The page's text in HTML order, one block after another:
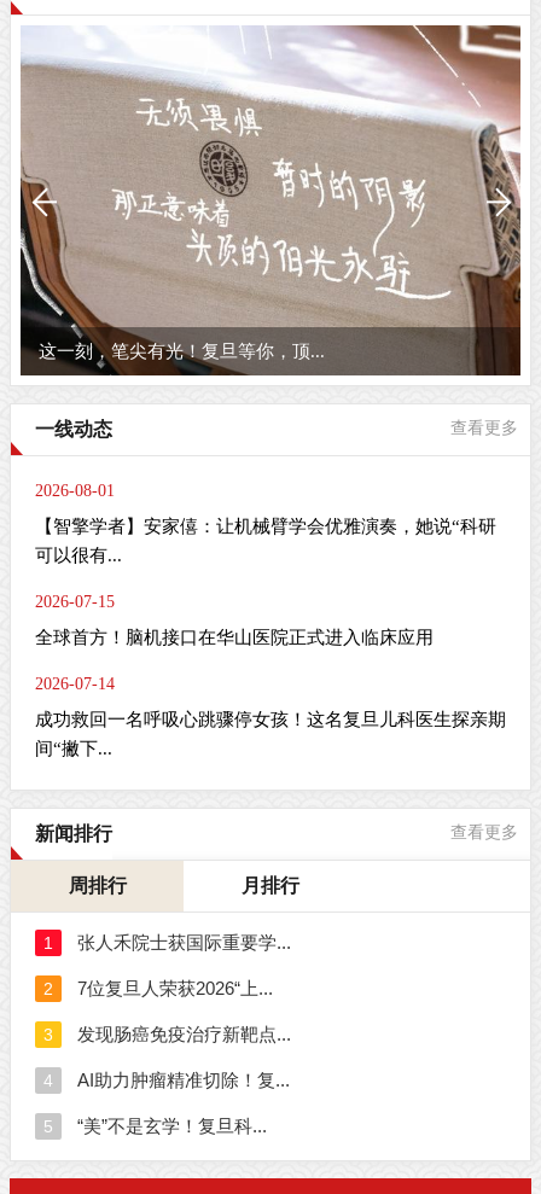
这一刻，笔尖有光！复旦等你，顶...
一线动态 查看更多
2026-08-01
【智擎学者】安家僖：让机械臂学会优雅演奏，她说“科研
可以很有...
2026-07-15
全球首方！脑机接口在华山医院正式进入临床应用
2026-07-14
成功救回一名呼吸心跳骤停女孩！这名复旦儿科医生探亲期
间“撇下...
新闻排行 查看更多
周排行 月排行